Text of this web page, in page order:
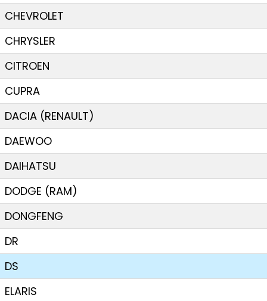
CHEVROLET
CHRYSLER
CITROEN
CUPRA
DACIA (RENAULT)
DAEWOO
DAIHATSU
DODGE (RAM)
DONGFENG
DR
DS
ELARIS